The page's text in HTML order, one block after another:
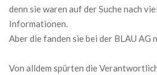
denn sie waren auf der Suche nach
Informationen.
Aber die fanden sie bei der BLAU AG
Von alldem spürten die